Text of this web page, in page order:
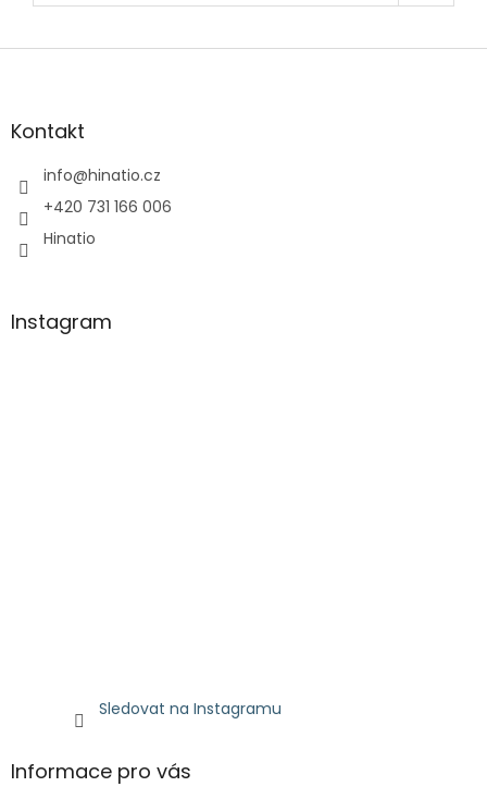
Z
aKontakt
info@hinatio.cz
+420 731 166 006
Hinatio
Instagram
Sledovat na Instagramu
Informace pro vás